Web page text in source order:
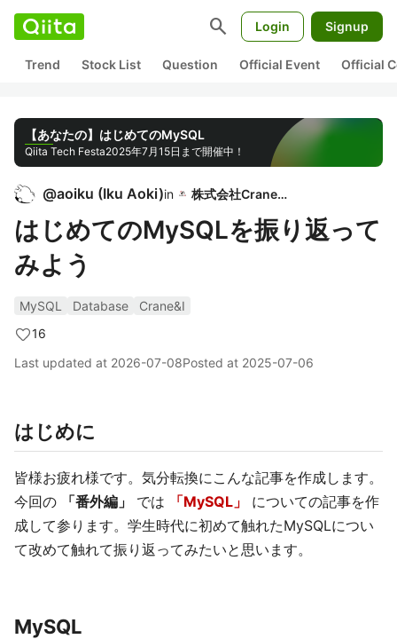
search Login Signup
Trend Stock List Question Official Event Official
【あなたの】はじめてのMySQL
Qiita Tech Festa2025年7月15日まで開催中！
@aoiku (Iku Aoki)in 株式会社Crane＆I
はじめてのMySQLを振り返って
みよう
MySQL Database
Crane&I
16
Last updated at 2026-07-08Posted at 2025-07-06
はじめに
皆様お疲れ様です。気分転換にこんな記事を作成します。
今回の
「番外編」 では 「MySQL」
についての記事を作
成して参ります。学生時代に初めて触れたMySQLについ
て改めて触れて振り返ってみたいと思います。
MySQL